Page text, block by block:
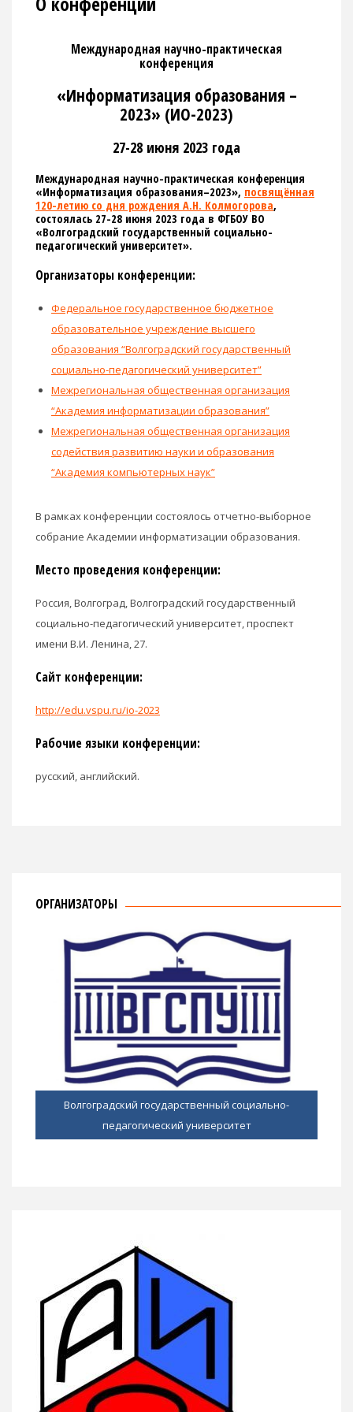
Международная научно-практическая
конференция
«Информатизация образования –
2023» (ИО-2023)
27-28 июня 2023 года
Международная научно-практическая конференция
«Информатизация образования–2023», посвящённая
120-летию со дня рождения А.Н. Колмогорова,
состоялась 27-28 июня 2023 года в ФГБОУ ВО
«Волгоградский государственный социально-
педагогический университет».
Организаторы конференции:
Федеральное государственное бюджетное
образовательное учреждение высшего
образования “Волгоградский государственный
социально-педагогический университет”
Межрегиональная общественная организация
“Академия информатизации образования”
Межрегиональная общественная организация
содействия развитию науки и образования
“Академия компьютерных наук”
В рамках конференции состоялось отчетно-выборное
собрание Академии информатизации образования.
Место проведения конференции:
Россия, Волгоград, Волгоградский государственный
социально-педагогический университет, проспект
имени В.И. Ленина, 27.
Сайт конференции:
http://edu.vspu.ru/io-2023
Рабочие языки конференции:
русский, английский.
ОРГАНИЗАТОРЫ
Волгоградский государственный социально-
педагогический университет